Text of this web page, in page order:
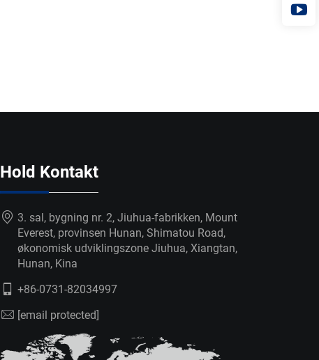
Hold Kontakt
3. sal, bygning nr. 2, Jiuhua-fabrikken, Mount
Everest, provinsen Hunan, Shimatou Road,
økonomisk udviklingszone Jiuhua, Xiangtan,
Hunan, Kina
+86-0731-82034997
[email protected]